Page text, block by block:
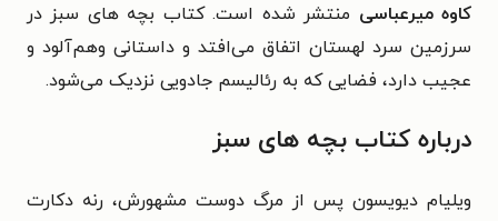
کاوه میرعباسی منتشر شده است. کتاب بچه های سبز در
سرزمین سرد لهستان اتفاق می‌افتد و داستانی وهم‌آلود و
عجیب دارد، فضایی که به رئالیسم جادویی نزدیک می‌شود.
درباره کتاب بچه‌ های سبز
ویلیام دیویسون پس از مرگ دوست مشهورش، رنه دکارت